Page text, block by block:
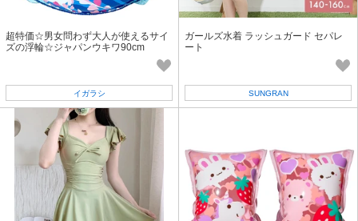
超特価☆男女問わず大人が使えるサイ
ズの浮輪☆ジャパンウキワ90cm
イガラシ
ガールズ水着 ラッシュガード セパレ
ート
SUNGRAN